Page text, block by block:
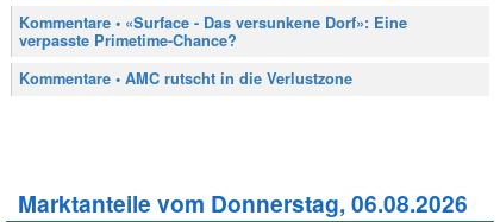
Kommentare • «Surface - Das versunkene Dorf»: Eine
verpasste Primetime-Chance?
Kommentare • AMC rutscht in die Verlustzone
Marktanteile vom Donnerstag, 06.08.2026